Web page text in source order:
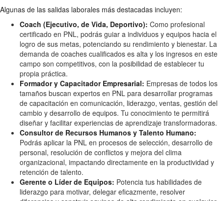
Algunas de las salidas laborales más destacadas incluyen:
Coach (Ejecutivo, de Vida, Deportivo): Como profesional
certificado en PNL, podrás guiar a individuos y equipos hacia el
logro de sus metas, potenciando su rendimiento y bienestar. La
demanda de coaches cualificados es alta y los ingresos en este
campo son competitivos, con la posibilidad de establecer tu
propia práctica.
Formador y Capacitador Empresarial: Empresas de todos los
tamaños buscan expertos en PNL para desarrollar programas
de capacitación en comunicación, liderazgo, ventas, gestión del
cambio y desarrollo de equipos. Tu conocimiento te permitirá
diseñar y facilitar experiencias de aprendizaje transformadoras.
Consultor de Recursos Humanos y Talento Humano:
Podrás aplicar la PNL en procesos de selección, desarrollo de
personal, resolución de conflictos y mejora del clima
organizacional, impactando directamente en la productividad y
retención de talento.
Gerente o Líder de Equipos: Potencia tus habilidades de
liderazgo para motivar, delegar eficazmente, resolver